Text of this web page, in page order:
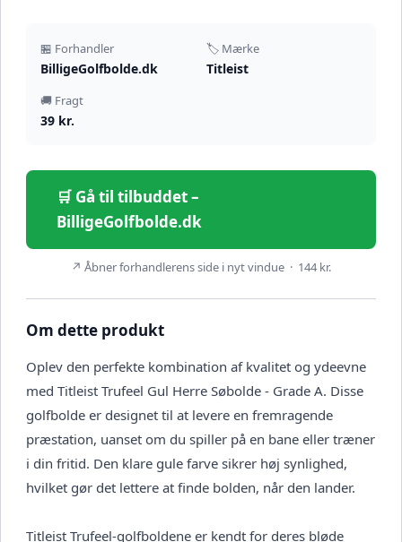
🏪 Forhandler
BilligeGolfbolde.dk
🏷️ Mærke
Titleist
🚚 Fragt
39 kr.
🛒 Gå til tilbuddet –
BilligeGolfbolde.dk
↗ Åbner forhandlerens side i nyt vindue · 144 kr.
Om dette produkt
Oplev den perfekte kombination af kvalitet og ydeevne
med Titleist Trufeel Gul Herre Søbolde - Grade A. Disse
golfbolde er designet til at levere en fremragende
præstation, uanset om du spiller på en bane eller træner
i din fritid. Den klare gule farve sikrer høj synlighed,
hvilket gør det lettere at finde bolden, når den lander.
Titleist Trufeel-golfboldene er kendt for deres bløde